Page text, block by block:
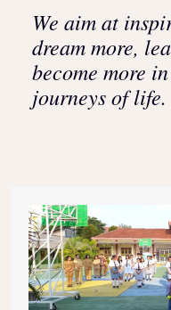
We aim at
dream more,
become more
journeys of life.